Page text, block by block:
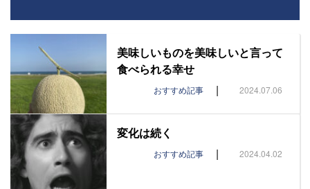
美味しいものを美味しいと言って
食べられる幸せ
おすすめ記事 | 2024.07.06
変化は続く
おすすめ記事 | 2024.04.02